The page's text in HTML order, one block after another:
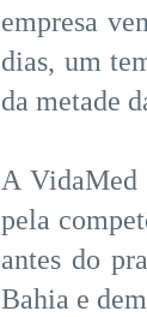
empresa
dias, um
da metade
A VidaMed
pela
antes do
Bahia e